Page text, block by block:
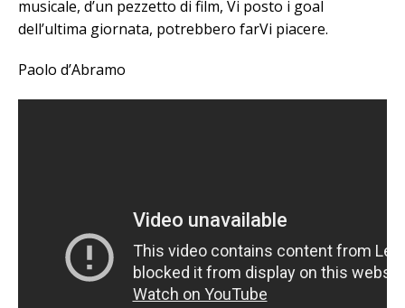
musicale, d’un pezzetto di film, Vi posto i goal
dell’ultima giornata, potrebbero farVi piacere.
Paolo d’Abramo